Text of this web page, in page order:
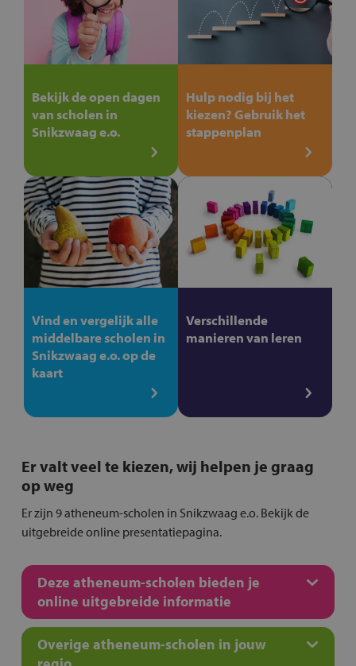
Bekijk de open dagen
van scholen in
Snikzwaag e.o.
Hulp nodig bij het
kiezen? Gebruik het
stappenplan
Vind en vergelijk alle
middelbare scholen in
Snikzwaag e.o. op de
kaart
Verschillende
manieren van leren
Er valt veel te kiezen, wij helpen je graag
op weg
Er zijn 9 atheneum-scholen in Snikzwaag e.o. Bekijk de
uitgebreide online presentatiepagina.
Deze atheneum-scholen bieden je
online uitgebreide informatie
Overige atheneum-scholen in jouw